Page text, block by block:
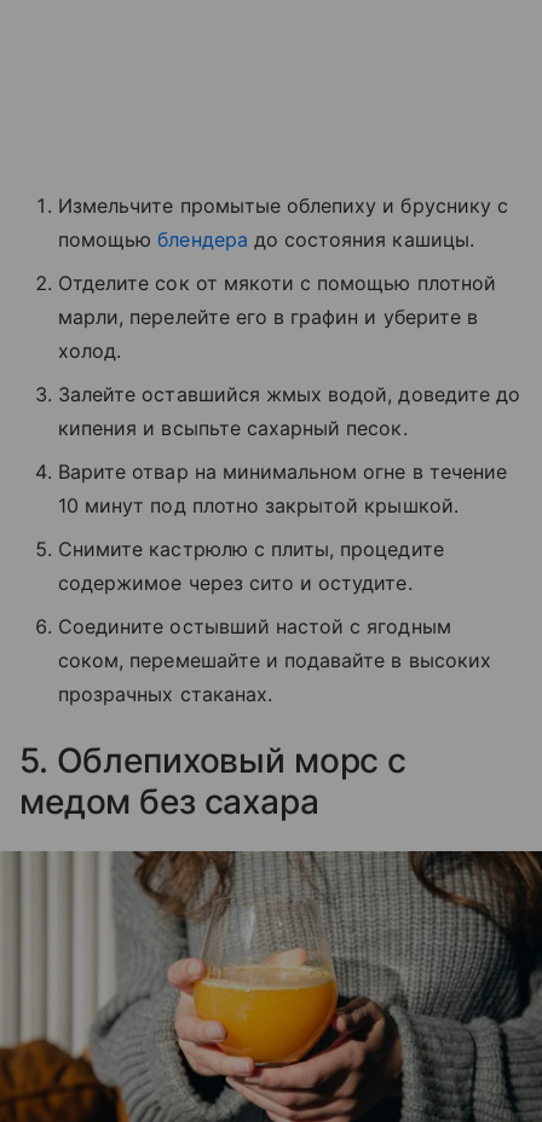
Измельчите промытые облепиху и бруснику с
помощьюблендера до состояния кашицы.
Отделите сок от мякоти с помощью плотной
марли, перелейте его в графин и уберите в
холод.
Залейте оставшийся жмых водой, доведите до
кипения и всыпьте сахарный песок.
Варите отвар на минимальном огне в течение
10 минут под плотно закрытой крышкой.
Снимите кастрюлю с плиты, процедите
содержимое через сито и остудите.
Соедините остывший настой с ягодным
соком, перемешайте и подавайте в высоких
прозрачных стаканах.
5. Облепиховый морс с
медом без сахара